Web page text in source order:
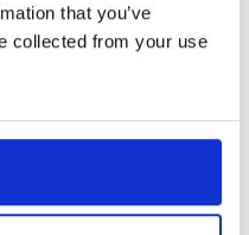
that you’ve
collected from your use
stati selezionati
rAVe’s
in mostra alcuni dei
rAVE ha
un tour dal vivo